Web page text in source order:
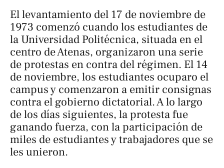
El levantamiento del 17 de noviembre de
1973 comenzó cuando los estudiantes de
la Universidad Politécnica, situada en el
centro de Atenas, organizaron una serie
de protestas en contra del régimen. El 14
de noviembre, los estudiantes ocuparo el
campus y comenzaron a emitir consignas
contra el gobierno dictatorial. A lo largo
de los días siguientes, la protesta fue
ganando fuerza, con la participación de
miles de estudiantes y trabajadores que se
les unieron.